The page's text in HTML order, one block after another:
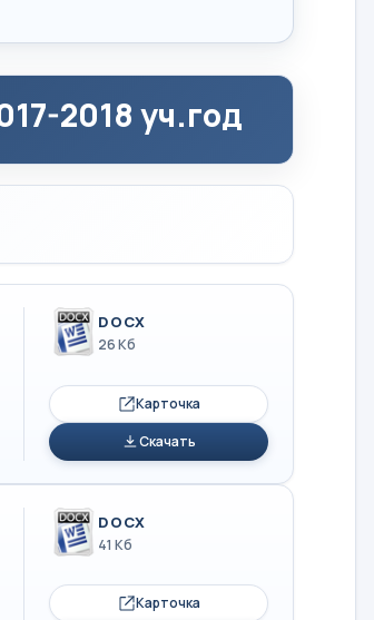
2018 уч.год
DOCX
26 Кб
Карточка
Скачать
DOCX
41 Кб
Карточка